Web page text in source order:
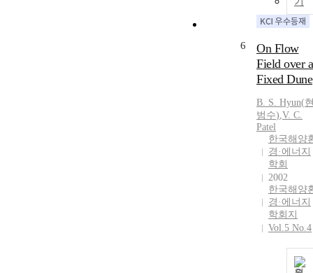
6
On Flow
Field over a
Fixed Dune
B. S. Hyun(
범수),V. C.
Patel
한국해양
경·에너지
학회
2002
한국해양
경·에너지
학회지
Vol.5 No.4